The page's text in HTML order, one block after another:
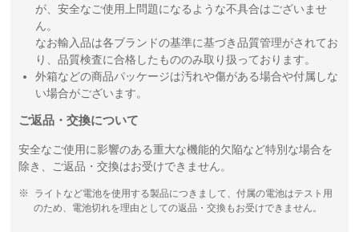
が、安全なご使用上問題になるような不具合はございませ
ん。
なお輸入品は各ブランドの基準に基づき品質管理がされてお
り、品質検査に合格したもののみ取り扱っております。
外箱などの商品パッケージは汚れや傷がある場合や付属しな
い場合がございます。
ご返品・交換について
安全なご使用に影響のある重大な機能的欠陥など特別な場合を
除き、ご返品・交換はお受けできません。
ライトなど電池を使用する製品につきまして、付属の電池はテスト用
のため、電池切れを理由としての返品・交換もお受けできません。